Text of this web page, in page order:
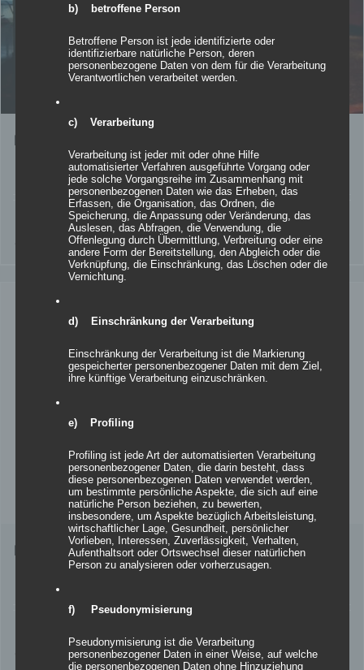
Inflatables easy GLOBE
Details
zur Wunschliste
Inflatables easy CONE
zur Wunschliste
b) betroffene Person
Betroffene Person ist jede identifizierte oder
identifizierbare natürliche Person, deren
personenbezogene Daten von dem für die Verarbeitung
Verantwortlichen verarbeitet werden.
c) Verarbeitung
Verarbeitung ist jeder mit oder ohne Hilfe
automatisierter Verfahren ausgeführte Vorgang oder
jede solche Vorgangsreihe im Zusammenhang mit
personenbezogenen Daten wie das Erheben, das
Erfassen, die Organisation, das Ordnen, die
Speicherung, die Anpassung oder Veränderung, das
Auslesen, das Abfragen, die Verwendung, die
Offenlegung durch Übermittlung, Verbreitung oder eine
andere Form der Bereitstellung, den Abgleich oder die
Verknüpfung, die Einschränkung, das Löschen oder die
Vernichtung.
d) Einschränkung der Verarbeitung
Einschränkung der Verarbeitung ist die Markierung
gespeicherter personenbezogener Daten mit dem Ziel,
ihre künftige Verarbeitung einzuschränken.
e) Profiling
Profiling ist jede Art der automatisierten Verarbeitung
personenbezogener Daten, die darin besteht, dass
diese personenbezogenen Daten verwendet werden,
um bestimmte persönliche Aspekte, die sich auf eine
natürliche Person beziehen, zu bewerten,
insbesondere, um Aspekte bezüglich Arbeitsleistung,
wirtschaftlicher Lage, Gesundheit, persönlicher
Vorlieben, Interessen, Zuverlässigkeit, Verhalten,
Aufenthaltsort oder Ortswechsel dieser natürlichen
Person zu analysieren oder vorherzusagen.
f) Pseudonymisierung
Pseudonymisierung ist die Verarbeitung
personenbezogener Daten in einer Weise, auf welche
die personenbezogenen Daten ohne Hinzuziehung